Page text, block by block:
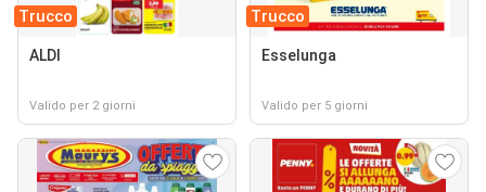
Trucco
ALDI
Valido per 2 giorni
Trucco
Esselunga
Valido per 5 giorni